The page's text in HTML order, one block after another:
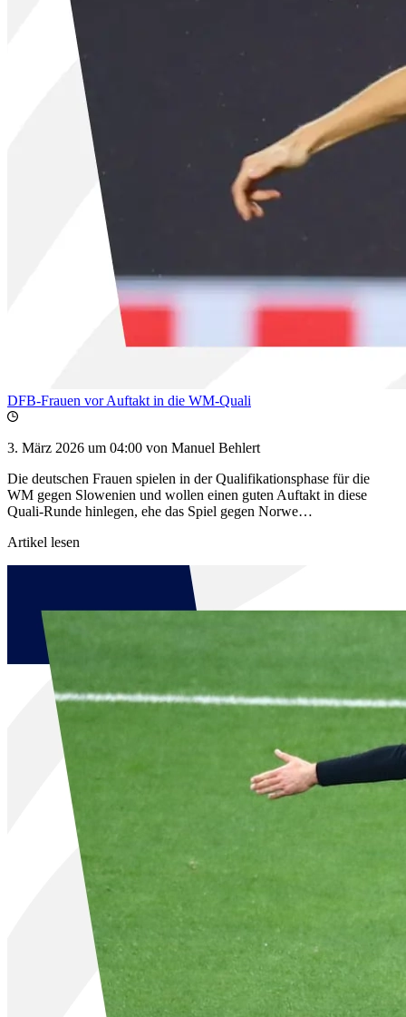
DFB-Frauen vor Auftakt in die WM-Quali
3. März 2026 um 04:00 von Manuel Behlert
Die deutschen Frauen spielen in der Qualifikationsphase für die
WM gegen Slowenien und wollen einen guten Auftakt in diese
Quali-Runde hinlegen, ehe das Spiel gegen Norwe…
Artikel lesen